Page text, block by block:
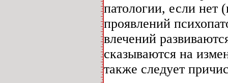
патологии, если нет
проявлений
влечений
сказываются на
также следует